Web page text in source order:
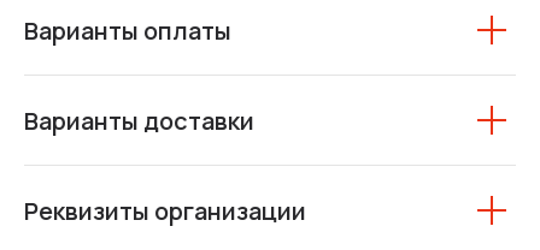
Варианты оплаты
Варианты доставки
Реквизиты организации